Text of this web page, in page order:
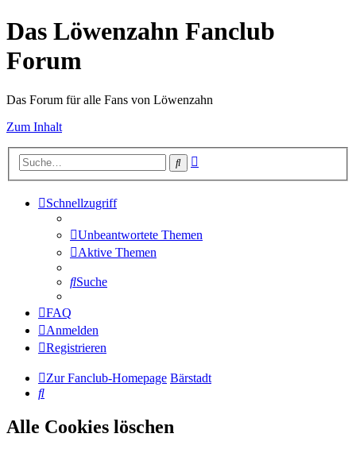
Das Löwenzahn Fanclub
Forum
Das Forum für alle Fans von Löwenzahn
Zum Inhalt
Suche
Schnellzugriff
Unbeantwortete Themen
Aktive Themen
Suche
FAQ
Anmelden
Registrieren
Zur Fanclub-Homepage Bärstadt
Suche
Alle Cookies löschen